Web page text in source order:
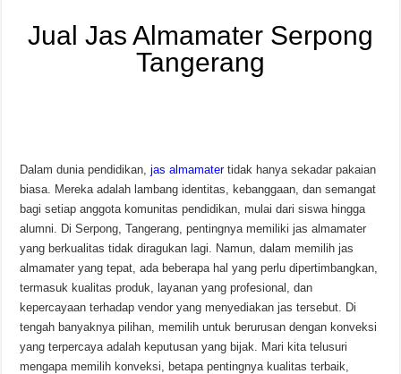
Jual Jas Almamater Serpong
Tangerang
Dalam dunia pendidikan, jas almamatertidak hanya sekadar pakaian
biasa. Mereka adalah lambang identitas, kebanggaan, dan semangat
bagi setiap anggota komunitas pendidikan, mulai dari siswa hingga
alumni. Di Serpong, Tangerang, pentingnya memiliki jas almamater
yang berkualitas tidak diragukan lagi. Namun, dalam memilih jas
almamater yang tepat, ada beberapa hal yang perlu dipertimbangkan,
termasuk kualitas produk, layanan yang profesional, dan
kepercayaan terhadap vendor yang menyediakan jas tersebut. Di
tengah banyaknya pilihan, memilih untuk berurusan dengan konveksi
yang terpercaya adalah keputusan yang bijak. Mari kita telusuri
mengapa memilih konveksi, betapa pentingnya kualitas terbaik,